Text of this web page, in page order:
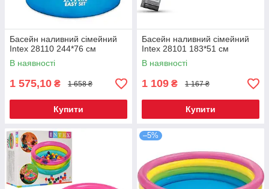
Басейн наливний сімейний
Intex 28110 244*76 см
В наявності
1 575,10 ₴ 1 658 ₴
Купити
Басейн наливний сімейний
Intex 28101 183*51 см
В наявності
1 109 ₴ 1 167 ₴
Купити
–5%